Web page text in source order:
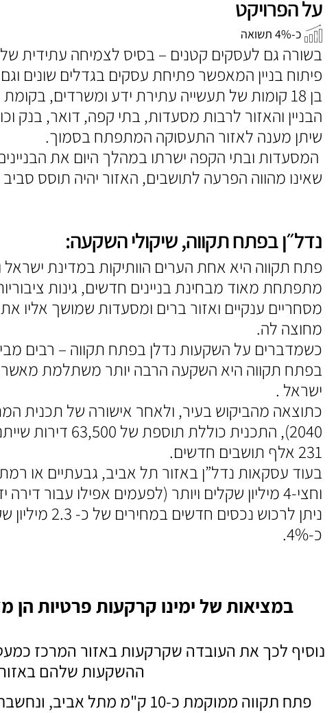
על הפרויקט
כ-4% תשואה
בשורה גם לעסקים קטנים – בסיס לצמיחה עתידית
פיתוח בניין המאפשר פתיחת עסקים בגדלים שונים
בן 18 קומות של תעשייה עתירת ידע ומשרדים,
הבניין והאזור לרבות מסעדות, בתי קפה, דואר, בנק
שיתן מענה לאזור התעסוקה המתפתח בסמוך.
המסעדות ובתי הקפה ישרתו במהלך היום את
שאינו מהווה הפרעה לתושבים, האזור יהיה תוסס
נדל״ן בפתח תקווה, שיקולי השקעה:
פתח תקווה היא אחת הערים הוותיקות במדינת ישראל
מתפתחת מאוד מבחינת בניינים חדשים, גינות
מסחריים ענקיים ואזור ברים ומסעדות שמושך אליו
מחוצה לה.
כשמדברים על השקעות נדלן בפתח תקווה – רבים
בפתח תקווה היא השקעה הרבה יותר משתלמת
ישראל .
כתוצאה מהביקוש בעיר, ולאחר אישורה של תכנית
2040), התכנית
231 אלף תושבים חדשים.
וחצי-4 מיליון שקלים ויותר (לפעמים אפילו עבור
ניתן לרכוש
כ-4%.
במציאות של ימינו קרקעות פרטיות הן
נוסיף לכך את העובדה שקרקעות באזור המרכז
ההשקעות שלהם באזור
פתח תקווה ממוקמת כ-10 ק"מ